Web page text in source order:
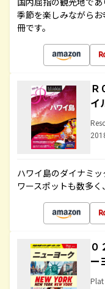
季節を楽しみながら
冊です。
イ
ハワイ島のダイナミ
ワースポットも数多
ー
Plat